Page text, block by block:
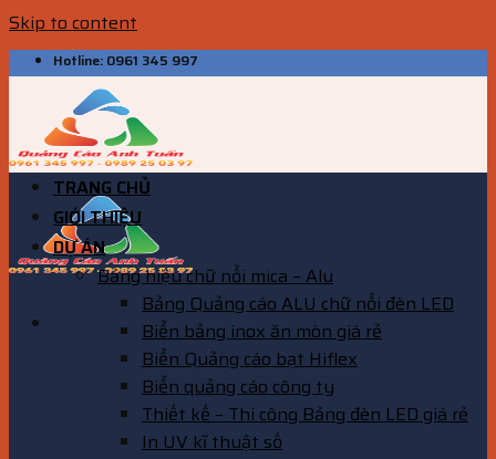
Skip to content
Hotline: 0961 345 997
TRANG CHỦ
GIỚI THIỆU
DỰ ÁN
Bảng hiệu chữ nổi mica – Alu
Bảng Quảng cáo ALU chữ nổi đèn LED
Biển bảng inox ăn mòn giá rẻ
Biển Quảng cáo bạt Hiflex
Biển quảng cáo công ty
Thiết kế – Thi công Bảng đèn LED giá rẻ
In UV kĩ thuật số